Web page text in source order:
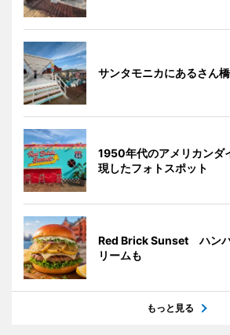
サンタモニカにあるさん
1950年代のアメリカンダ
現したフォトスポット
Red Brick Sunset ハン
リームも
もっと見る